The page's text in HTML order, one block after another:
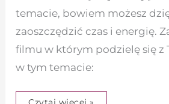
temacie, bowiem możesz
zaoszczędzić czas i energię.
filmu w którym podzielę się z
w tym temacie: